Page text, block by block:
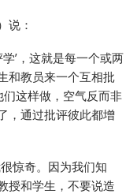
说：
’，这就是每一个或两
和教员来一个互相批
这样做，空气反而非
，通过批评彼此都增
惊奇。因为我们知
授和学生，不要说造